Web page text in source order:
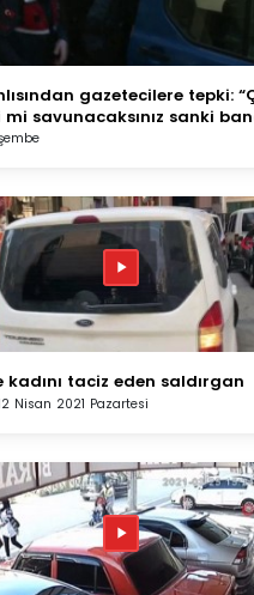
gazetecilere tepki:
savunacaksınız sanki
taciz eden saldırgan
Nisan 2021 Pazartesi